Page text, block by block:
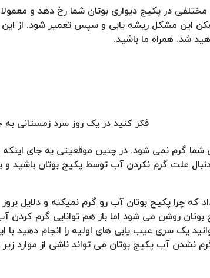
در پکیج دیواری بوتان شما رخ دهد و معمولا
این مشکل ریشه یابی و سپس تعمیر شود. از این
شد. همراه ما باشید.
فکر کنید در یک روز سرد زمستانی به
گرم نمی شود. در چنین موقعیتی به جای اینکه
علت گرم نکردن آب توسط پکیج بوتان باشید و
که چرا پکیج بوتان آب رو گرم نمیکنه و دلایل بروز
روشن می شود اما باز هم توانایی گرم کردن آب
یک سری عیب یابی های اولیه را انجام دهید با
آب پکیج بوتان می تواند ناشی از موارد زیر